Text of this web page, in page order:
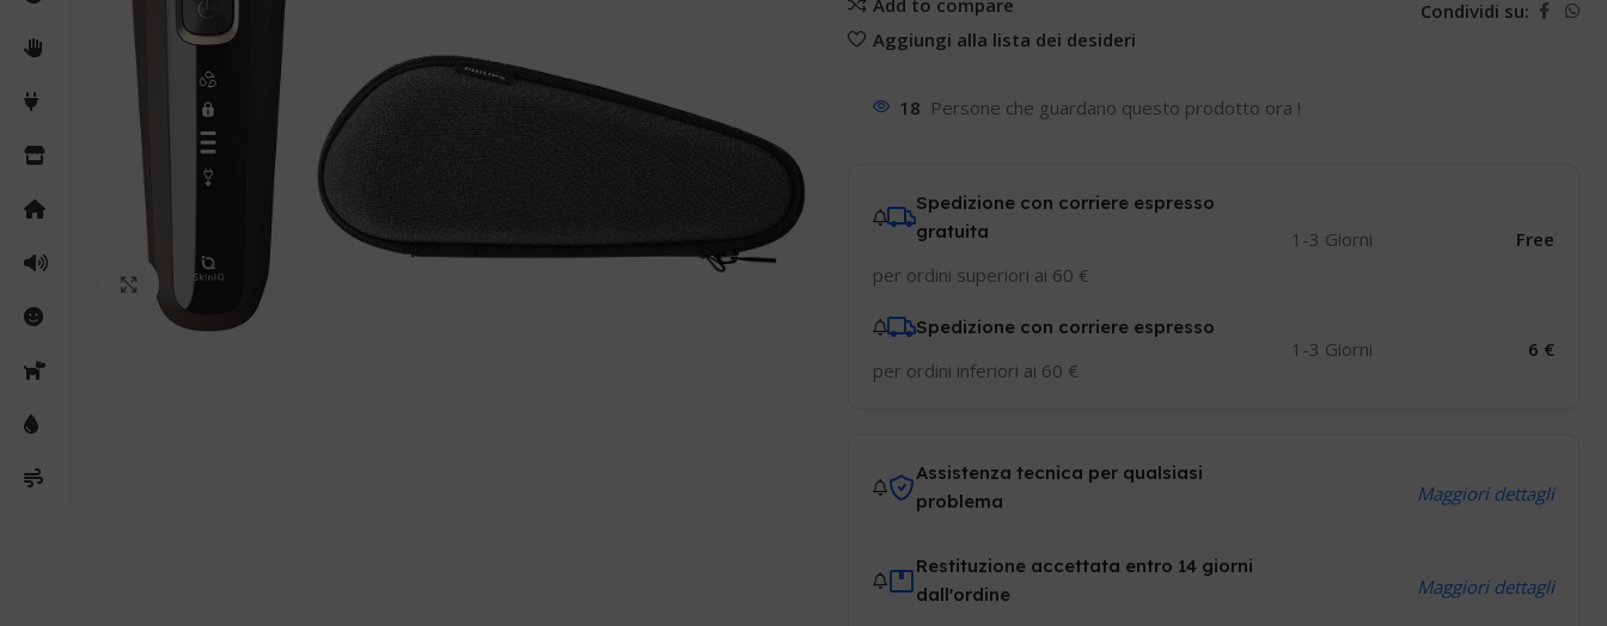
Clicca per ingrandire
Aggiungi alla lista dei desideri
Condividi su:
18 Persone che guardano questo prodotto ora !
Spedizione con corriere espresso
gratuita
per ordini superiori ai 60 €
1-3 Giorni Free
Spedizione con corriere espresso
per ordini inferiori ai 60 €
1-3 Giorni 6 €
Assistenza tecnica per qualsiasi
problema
Maggiori dettagli
Restituzione accettata entro 14 giorni
dall'ordine
Maggiori dettagli